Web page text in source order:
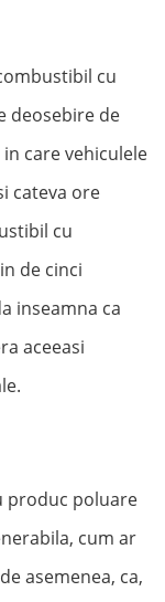
cu
deosebire de
care vehiculele
cateva ore
cu
de cinci
inseamna ca
aceeasi
produc poluare
cum ar
asemenea, ca,